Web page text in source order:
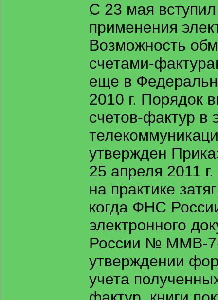
С 23 мая
применения
Возможность
счетами-
еще в
2010 г. Порядок
счетов-фактур в
утвержден
25 апреля 2011
на практике
когда ФНС
электронного
России № ММВ-7-
утверждении
учета